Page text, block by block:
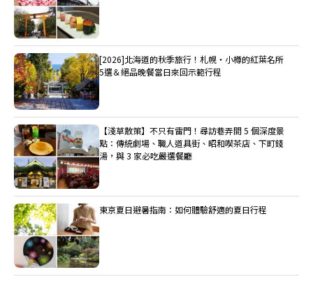
[2026]北海道的秋季旅行！札幌・小樽的紅葉名所
5選＆絕品晚餐當日來回示範行程
【淺草散策】不只有雷門！尋訪巷弄間 5 個深度景
點：傳統劇場、職人道具街、昭和喫茶店、下町錢
湯，與 3 家必吃嚴選餐廳
東京夏日避暑指南：如何體驗舒適的夏日行程